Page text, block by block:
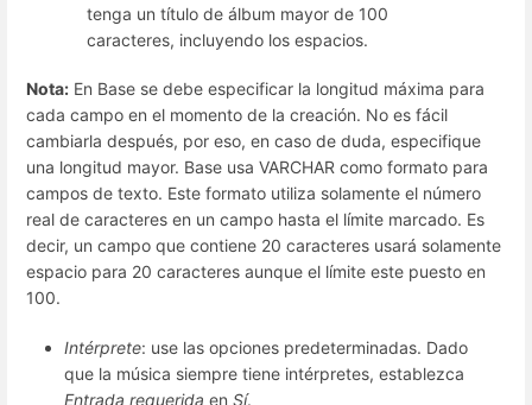
tenga un título de álbum mayor de 100
caracteres, incluyendo los espacios.
Nota: En Base se debe especificar la longitud máxima para
cada campo en el momento de la creación. No es fácil
cambiarla después, por eso, en caso de duda, especifique
una longitud mayor. Base usa VARCHAR como formato para
campos de texto. Este formato utiliza solamente el número
real de caracteres en un campo hasta el límite marcado. Es
decir, un campo que contiene 20 caracteres usará solamente
espacio para 20 caracteres aunque el límite este puesto en
100.
Intérprete: use las opciones predeterminadas. Dado
que la música siempre tiene intérpretes, establezca
Entrada requerida en Sí.